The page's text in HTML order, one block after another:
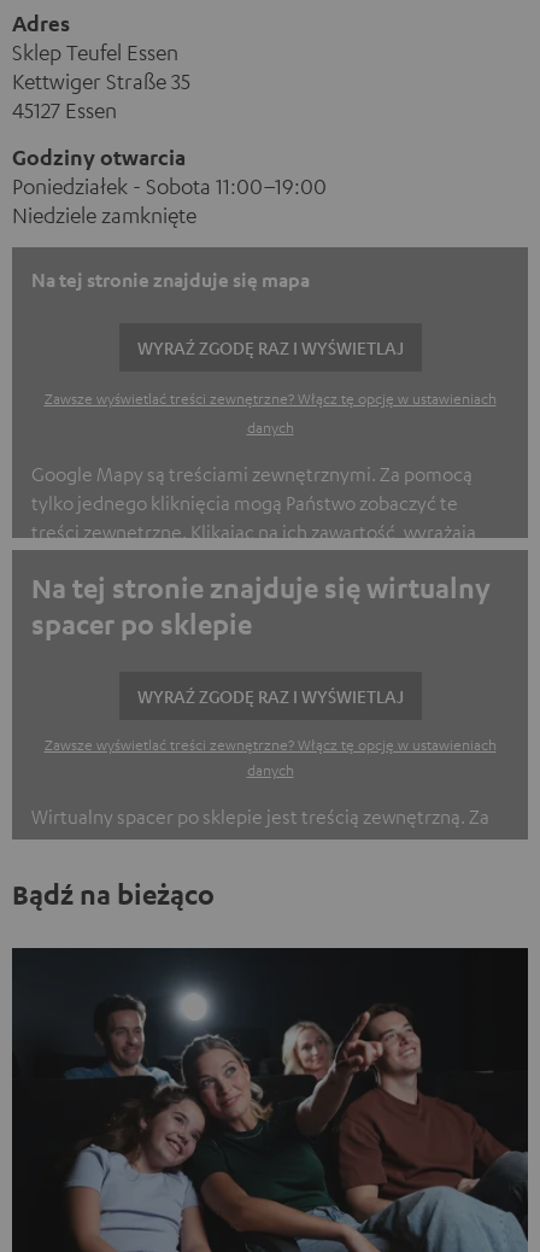
Adres
Sklep Teufel Essen
Kettwiger Straße 35
45127 Essen
Godziny otwarcia
Poniedziałek - Sobota 11:00–19:00
Niedziele zamknięte
Na tej stronie znajduje się mapa
WYRAŹ ZGODĘ RAZ I WYŚWIETLAJ
Zawsze wyświetlać treści zewnętrzne? Włącz tę opcję w ustawieniach
danych
Google Mapy są treściami zewnętrznymi. Za pomocą
tylko jednego kliknięcia mogą Państwo zobaczyć te
treści zewnętrzne. Klikając na ich zawartość, wyrażają
Może to spowodować przekazanie danych osobowych do
innych stron trzecich. Więcej informacji na ten temat
znajdą Państwo w naszej Polityce Prywatności.
Na tej stronie znajduje się wirtualny
spacer po sklepie
WYRAŹ ZGODĘ RAZ I WYŚWIETLAJ
Zawsze wyświetlać treści zewnętrzne? Włącz tę opcję w ustawieniach
danych
Wirtualny spacer po sklepie jest treścią zewnętrzną. Za
te treści zewnętrzne. Klikając na ich zawartość, wyrażają
Państwo zgodę na wyświetlanie treści zewnętrznych.
Może to spowodować przekazanie danych osobowych do
innych stron trzecich. Więcej informacji na ten temat
znajdą Państwo w naszej Polityce Prywatności.
Bądź na bieżąco